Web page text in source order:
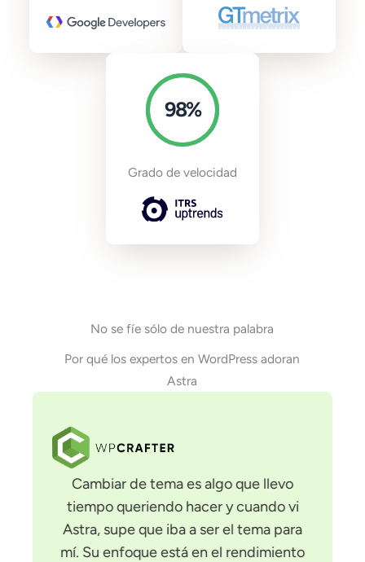
98%
Grado de velocidad
No se fíe sólo de nuestra palabra
Por qué los expertos en WordPress adoran
Astra
Cambiar de tema es algo que llevo
tiempo queriendo hacer y cuando vi
Astra, supe que iba a ser el tema para
mí. Su enfoque está en el rendimiento